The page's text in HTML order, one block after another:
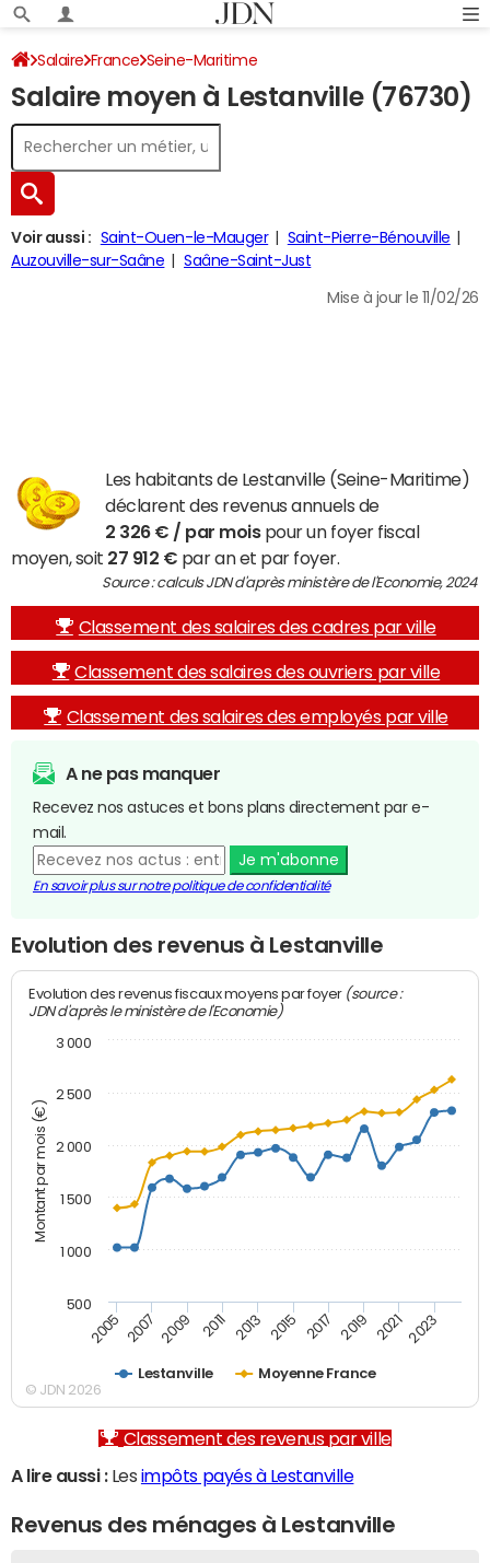
Salaire France Seine-Maritime
Salaire moyen à Lestanville (76730)
Voir aussi : Saint-Ouen-le-Mauger
Saint-Pierre-Bénouville
Auzouville-sur-Saâne
Saâne-Saint-Just
Mise à jour le 11/02/26
Les habitants de Lestanville (Seine-Maritime)
déclarent des revenus annuels de
2 326 € / par moispour un foyer fiscal
moyen, soit 27 912 € par an et par foyer.
Source : calculs JDN d'après ministère de l'Economie, 2024
Classement des salaires des cadres par ville
Classement des salaires des ouvriers par ville
Classement des salaires des employés par ville
A ne pas manquer
Recevez nos astuces et bons plans directement par e-
mail.
Je m'abonne
En savoir plus sur notre politique de confidentialité
Evolution des revenus à Lestanville
Montant par mois (€)
Evolution des revenus fiscaux moyens par foyer (source :
JDN d'après le ministère de l'Economie)
Lestanville Moyenne France
2005 2007 2009 2011 2013 2015 2017 2019 2021 2023
500
1 000
1 500
2 000
2 500
3 000
© JDN 2026
Classement des revenus par ville
A lire aussi :Les impôts payés à Lestanville
Revenus des ménages à Lestanville